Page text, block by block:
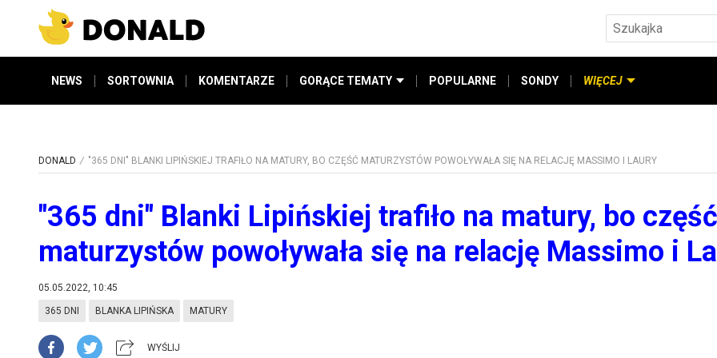
NEWS SORTOWNIA KOMENTARZE GORĄCE TEMATY POPULARNE SONDY WIĘCEJ
DONALD "365 DNI" BLANKI LIPIŃSKIEJ TRAFIŁO NA MATURY, BO CZĘŚĆ MATURZYSTÓW POWOŁYWAŁA SIĘ NA RELACJĘ MASSIMO I LAURY
"365 dni" Blanki Lipińskiej trafiło na matury, bo część
maturzystów powoływała się na relację Massimo i
05.05.2022, 10:45
365 DNI BLANKA LIPIŃSKA MATURY
WYŚLIJ